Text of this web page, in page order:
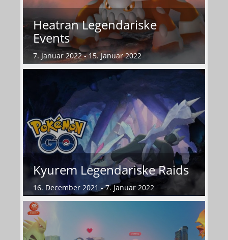
Heatran Legendariske
Events
7. Januar 2022 - 15. Januar 2022
Kyurem Legendariske Raids
16. December 2021 - 7. Januar 2022